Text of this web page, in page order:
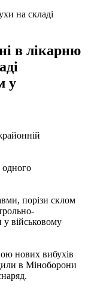
на складі
в лікарню
у
порізи склом
військовому
нових вибухів
в Міноборони